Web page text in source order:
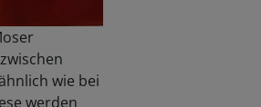
wie bei
werden